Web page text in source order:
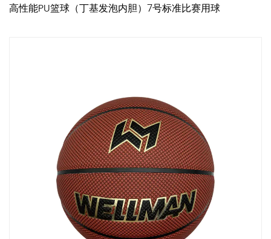
高性能PU篮球（丁基发泡内胆）7号标准比赛用球